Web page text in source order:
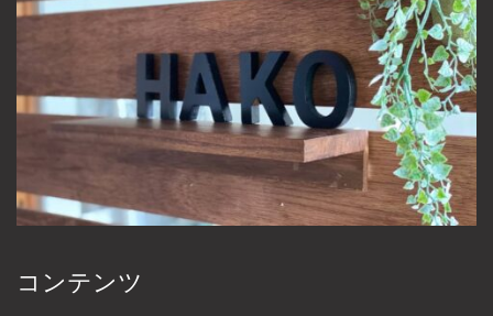
コンテンツ